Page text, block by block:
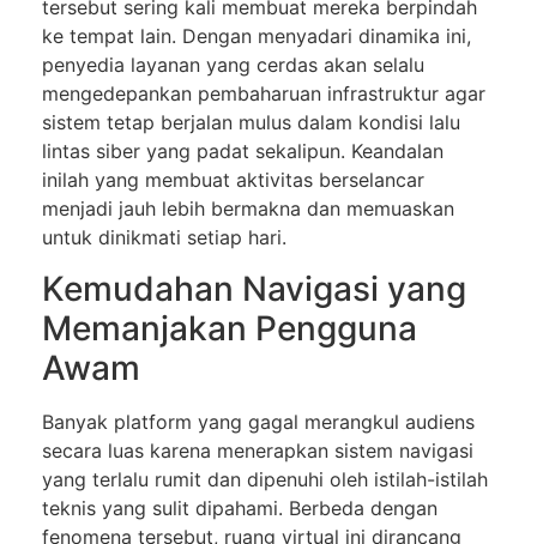
tersebut sering kali membuat mereka berpindah
ke tempat lain. Dengan menyadari dinamika ini,
penyedia layanan yang cerdas akan selalu
mengedepankan pembaharuan infrastruktur agar
sistem tetap berjalan mulus dalam kondisi lalu
lintas siber yang padat sekalipun. Keandalan
inilah yang membuat aktivitas berselancar
menjadi jauh lebih bermakna dan memuaskan
untuk dinikmati setiap hari.
Kemudahan Navigasi yang
Memanjakan Pengguna
Awam
Banyak platform yang gagal merangkul audiens
secara luas karena menerapkan sistem navigasi
yang terlalu rumit dan dipenuhi oleh istilah-istilah
teknis yang sulit dipahami. Berbeda dengan
fenomena tersebut, ruang virtual ini dirancang